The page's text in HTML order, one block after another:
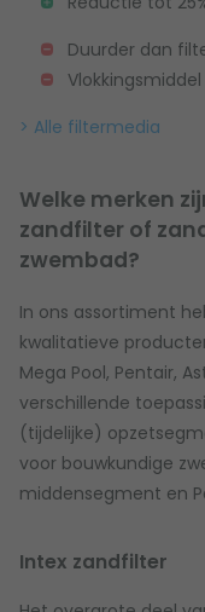
Duurder dan
> Alle filtermedia
Welke merken
zandfilter of
zwembad?
In ons assortiment
kwalitatieve
Mega Pool, Pentair,
verschillende
(tijdelijke)
voor bouwkundige
middensegment en
Intex zandfilter